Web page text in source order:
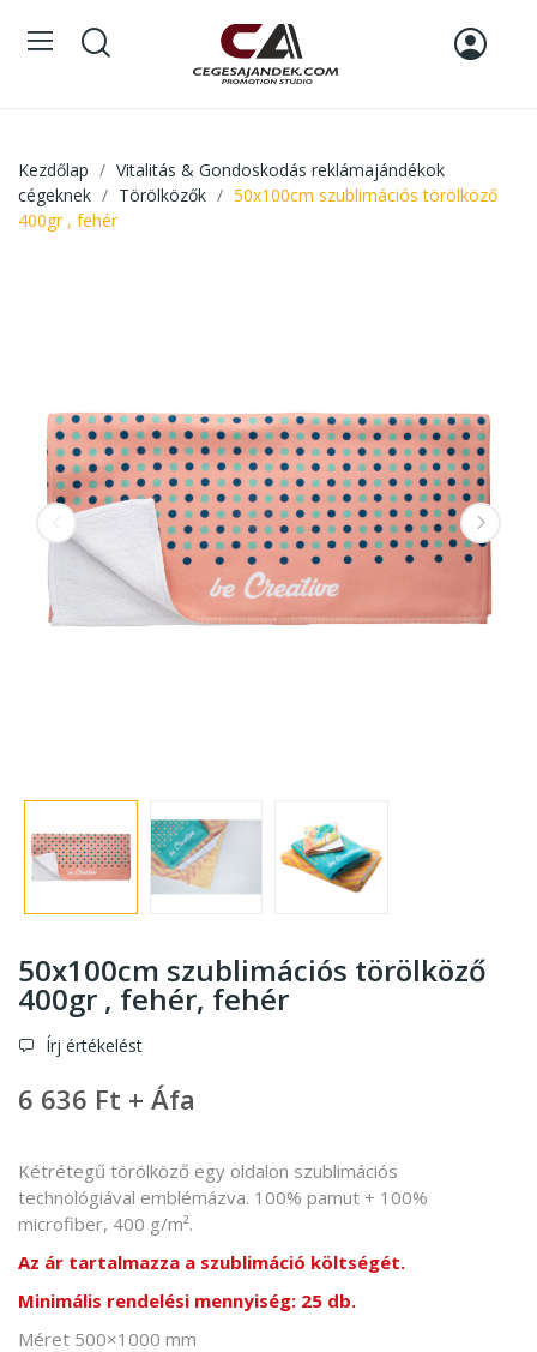
Kezdőlap
Vitalitás & Gondoskodás reklámajándékok
cégeknek
Törölközők
50x100cm szublimációs törölköző
400gr , fehér
50x100cm szublimációs törölköző
400gr , fehér, fehér
Írj értékelést
6 636 Ft + Áfa
Kétrétegű törölköző egy oldalon szublimációs
technológiával emblémázva. 100% pamut + 100%
microfiber, 400 g/m².
Az ár tartalmazza a szublimáció költségét.
Minimális rendelési mennyiség: 25 db.
Méret 500×1000 mm